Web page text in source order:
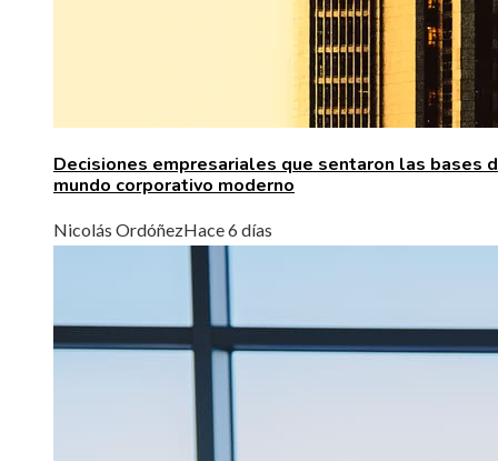
Decisiones empresariales que sentaron las bases
mundo corporativo moderno
Nicolás OrdóñezHace 6 días